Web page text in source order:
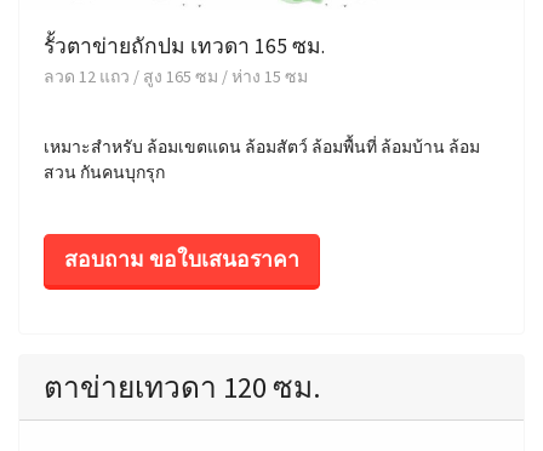
รั้วตาข่ายถักปม เทวดา 165 ซม.
ลวด 12 แถว / สูง 165 ซม / ห่าง 15 ซม
เหมาะสำหรับ ล้อมเขตแดน ล้อมสัตว์ ล้อมพื้นที่ ล้อมบ้าน ล้อม
สวน กันคนบุกรุก
สอบถาม ขอใบเสนอราคา
ตาข่ายเทวดา 120 ซม.